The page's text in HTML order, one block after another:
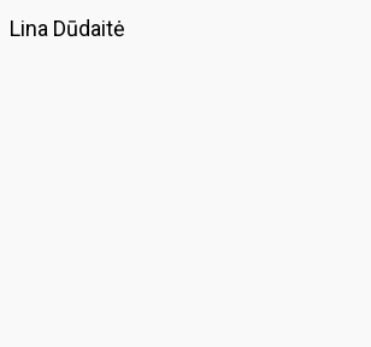
Lina Dūdaitė